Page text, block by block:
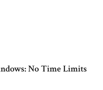
No Time Limits